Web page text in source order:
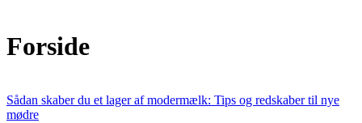
Forside
Sådan skaber du et lager af modermælk: Tips og redskaber til nye
mødre